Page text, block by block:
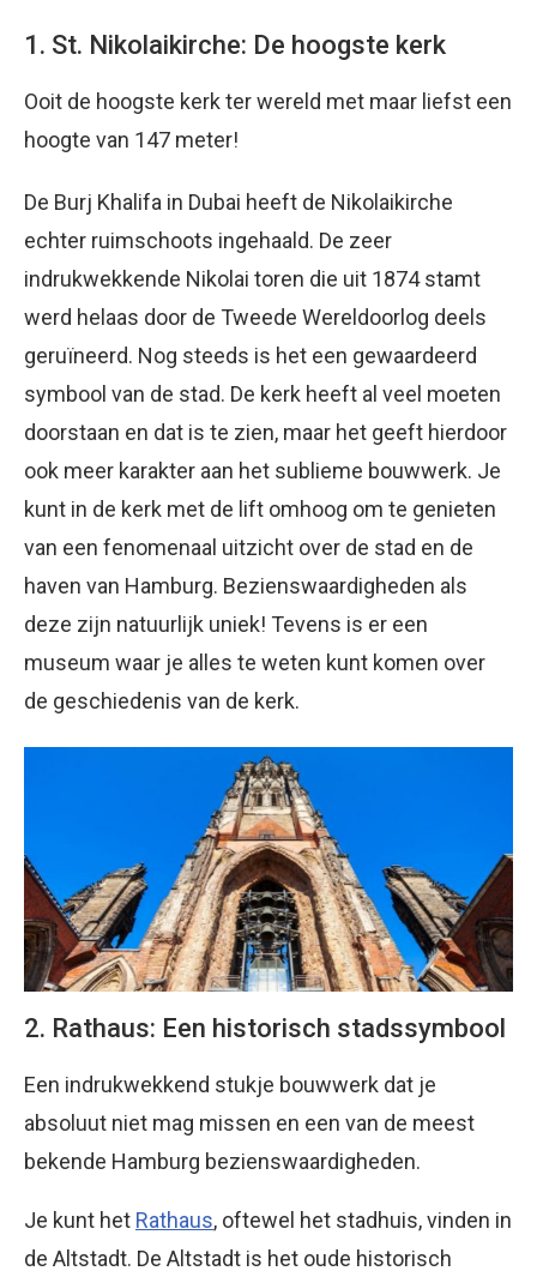
1. St. Nikolaikirche: De hoogste kerk
Ooit de hoogste kerk ter wereld met maar liefst een
hoogte van 147 meter!
De Burj Khalifa in Dubai heeft de Nikolaikirche
echter ruimschoots ingehaald. De zeer
indrukwekkende Nikolai toren die uit 1874 stamt
werd helaas door de Tweede Wereldoorlog deels
geruïneerd. Nog steeds is het een gewaardeerd
symbool van de stad. De kerk heeft al veel moeten
doorstaan en dat is te zien, maar het geeft hierdoor
ook meer karakter aan het sublieme bouwwerk. Je
kunt in de kerk met de lift omhoog om te genieten
van een fenomenaal uitzicht over de stad en de
haven van Hamburg. Bezienswaardigheden als
deze zijn natuurlijk uniek! Tevens is er een
museum waar je alles te weten kunt komen over
de geschiedenis van de kerk.
2. Rathaus: Een historisch stadssymbool
Een indrukwekkend stukje bouwwerk dat je
absoluut niet mag missen en een van de meest
bekende Hamburg bezienswaardigheden.
Je kunt het Rathaus, oftewel het stadhuis, vinden in
de Altstadt. De Altstadt is het oude historisch